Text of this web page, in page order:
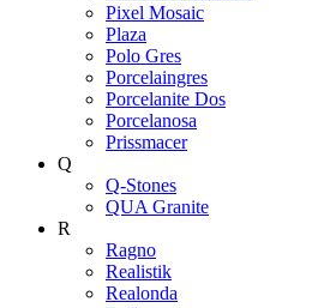
Pixel Mosaic
Plaza
Polo Gres
Porcelaingres
Porcelanite Dos
Porcelanosa
Prissmacer
Q
Q-Stones
QUA Granite
R
Ragno
Realistik
Realonda